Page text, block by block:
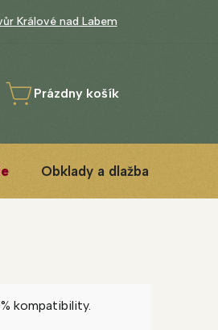
Králové nad Labem
NÁKUPNÝ
Prázdny košík
Obklady a dlažba
kompatibility.